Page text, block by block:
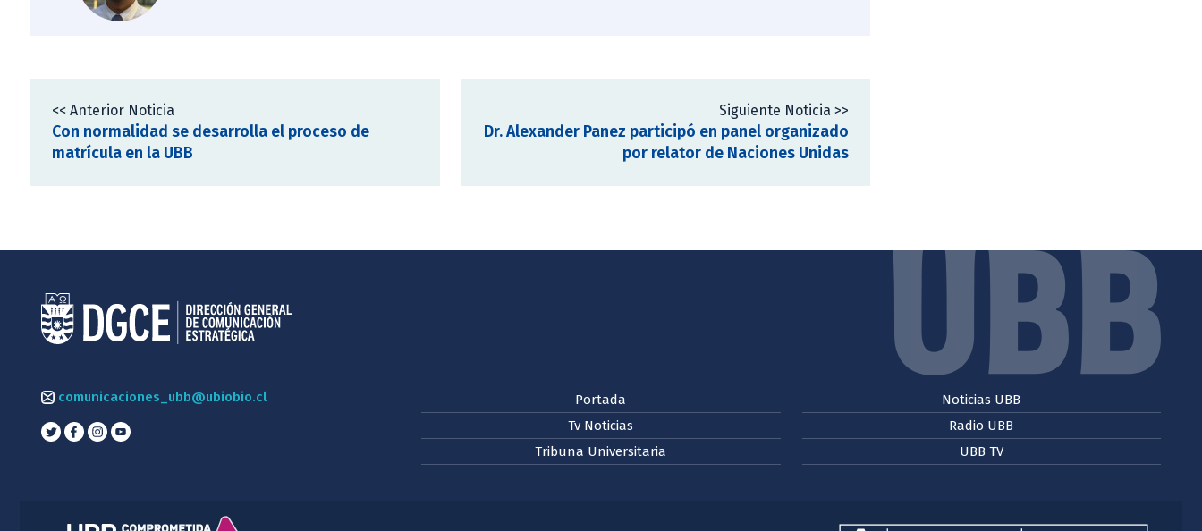
<< Anterior Noticia
Con normalidad se desarrolla el proceso de
matrícula en la UBB
Siguiente Noticia >>
Dr. Alexander Panez participó en panel organizado
por relator de Naciones Unidas
comunicaciones_ubb@ubiobio.cl
Portada
Tv Noticias
Tribuna Universitaria
Noticias UBB
Radio UBB
UBB TV